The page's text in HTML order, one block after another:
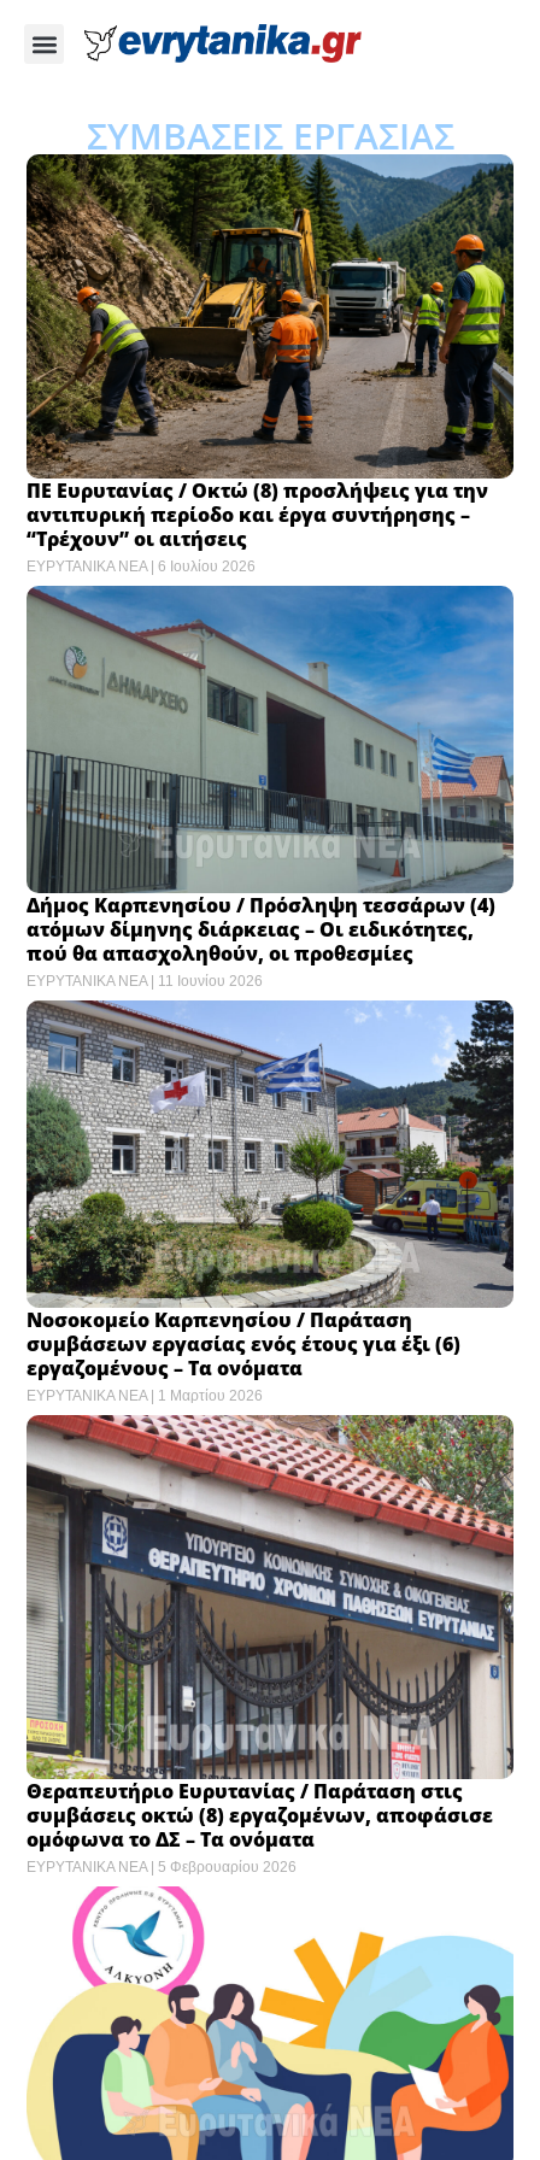
ΣΥΜΒΑΣΕΙΣ ΕΡΓΑΣΙΑΣ
ΠΕ Ευρυτανίας / Οκτώ (8) προσλήψεις για την
αντιπυρική περίοδο και έργα συντήρησης –
“Τρέχουν” οι αιτήσεις
ΕΥΡΥΤΑΝΙΚΑ ΝΕΑ 6 Ιουλίου 2026
Δήμος Καρπενησίου / Πρόσληψη τεσσάρων (4)
ατόμων δίμηνης διάρκειας – Οι ειδικότητες,
πού θα απασχοληθούν, οι προθεσμίες
ΕΥΡΥΤΑΝΙΚΑ ΝΕΑ 11 Ιουνίου 2026
Νοσοκομείο Καρπενησίου / Παράταση
συμβάσεων εργασίας ενός έτους για έξι (6)
εργαζομένους – Τα ονόματα
ΕΥΡΥΤΑΝΙΚΑ ΝΕΑ 1 Μαρτίου 2026
Θεραπευτήριο Ευρυτανίας / Παράταση στις
συμβάσεις οκτώ (8) εργαζομένων, αποφάσισε
ομόφωνα το ΔΣ – Τα ονόματα
ΕΥΡΥΤΑΝΙΚΑ ΝΕΑ 5 Φεβρουαρίου 2026